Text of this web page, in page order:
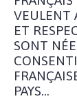
VEULENT
ET
SONT
PAYS...